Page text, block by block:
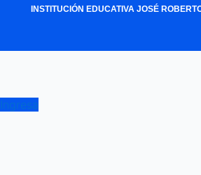
INSTITUCIÓN EDUCATIVA JOSÉ
Ingresa